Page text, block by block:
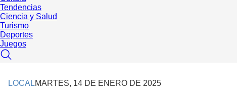
Tendencias
Ciencia y Salud
Turismo
Deportes
Juegos
LOCALMARTES, 14 DE ENERO DE 2025